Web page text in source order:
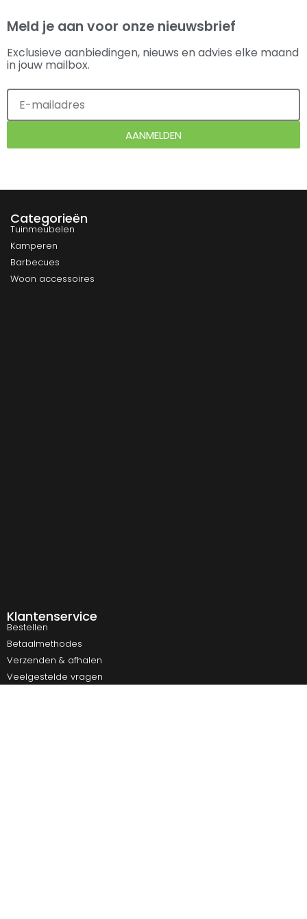
Meld je aan voor onze nieuwsbrief
Exclusieve aanbiedingen, nieuws en advies elke maand
in jouw mailbox.
AANMELDEN
Categorieën
Tuinmeubelen
Kamperen
Barbecues
Woon accessoires
Klantenservice
Bestellen
Betaalmethodes
Verzenden & afhalen
Veelgestelde vragen